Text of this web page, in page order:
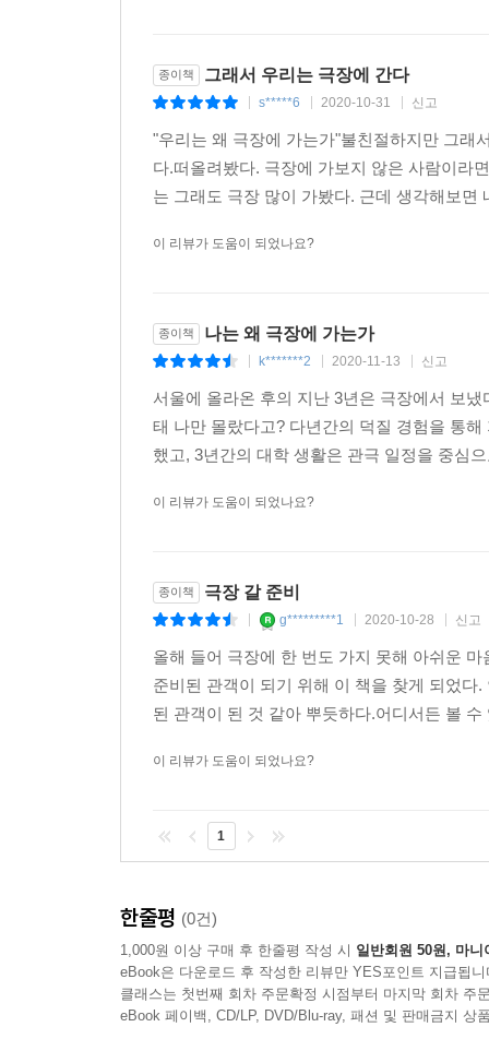
종이책 그래서 우리는 극장에 간다
s*****6 2020-10-31 신고
"우리는 왜 극장에 가는가"불친절하지만 그래
다.떠올려봤다. 극장에 가보지 않은 사람이라
는 그래도 극장 많이 가봤다. 근데 생각해보
이 리뷰가 도움이 되었나요?
종이책 나는 왜 극장에 가는가
k*******2 2020-11-13 신고
서울에 올라온 후의 지난 3년은 극장에서 보
태 나만 몰랐다고? 다년간의 덕질 경험을 통
했고, 3년간의 대학 생활은 관극 일정을 중심
이 리뷰가 도움이 되었나요?
종이책 극장 갈 준비
g*********1 2020-10-28 신고
올해 들어 극장에 한 번도 가지 못해 아쉬운
준비된 관객이 되기 위해 이 책을 찾게 되었
된 관객이 된 것 같아 뿌듯하다.어디서든 볼
이 리뷰가 도움이 되었나요?
1
한줄평 (0건)
1,000원 이상 구매 후 한줄평 작성 시 일반회원 50원, 마니
eBook은 다운로드 후 작성한 리뷰만 YES포인트 지급됩니
클래스는 첫번째 회차 주문확정 시점부터 마지막 회차 주
eBook 페이백, CD/LP, DVD/Blu-ray, 패션 및 판매금지 상